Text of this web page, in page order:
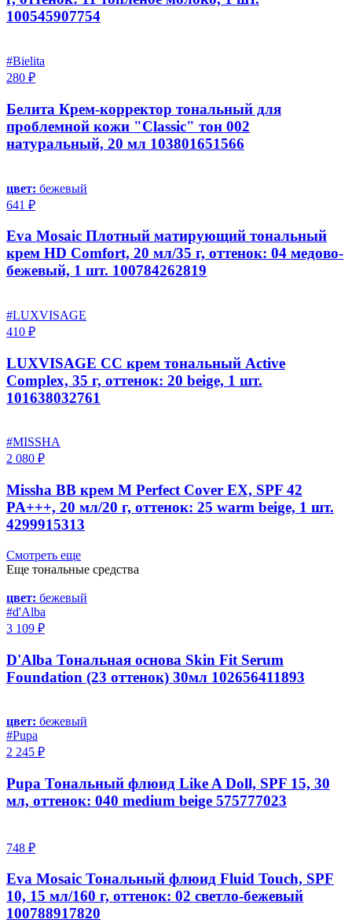
100545907754
#Bielita
280 ₽
Белита Крем-корректор тональный для
проблемной кожи "Classic" тон 002
натуральный, 20 мл 103801651566
цвет: бежевый
641 ₽
Eva Mosaic Плотный матирующий тональный
крем HD Comfort, 20 мл/35 г, оттенок: 04 медово-
бежевый, 1 шт. 100784262819
#LUXVISAGE
410 ₽
LUXVISAGE CC крем тональный Active
Complex, 35 г, оттенок: 20 beige, 1 шт.
101638032761
#MISSHA
2 080 ₽
Missha BB крем M Perfect Cover EX, SPF 42
PA+++, 20 мл/20 г, оттенок: 25 warm beige, 1 шт.
4299915313
Смотреть еще
Еще тональные средства
цвет: бежевый
#d'Alba
3 109 ₽
D'Alba Тональная основа Skin Fit Serum
Foundation (23 оттенок) 30мл 102656411893
цвет: бежевый
#Pupa
2 245 ₽
Pupa Тональный флюид Like A Doll, SPF 15, 30
мл, оттенок: 040 medium beige 575777023
748 ₽
Eva Mosaic Тональный флюид Fluid Touch, SPF
10, 15 мл/160 г, оттенок: 02 светло-бежевый
100788917820